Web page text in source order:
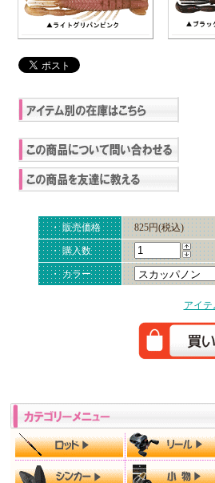
・ 販売価格 825円(税込)
・ 購入数
・ カラー
アイ